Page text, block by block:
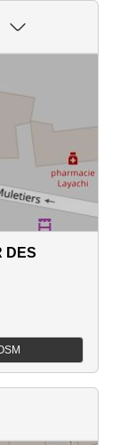
DES